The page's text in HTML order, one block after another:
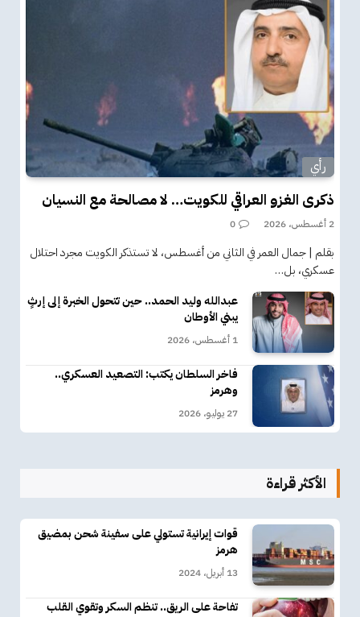
رأي
ذكرى الغزو العراقي للكويت… لا مصالحة مع النسيان
2 أغسطس، 2026 0
بقلم | جمال العمر في الثاني من أغسطس، لا تستذكر الكويت مجرد احتلال
عسكري، بل…
عبدالله وليد الحمد.. حين تتحول الخبرة إلى إرثٍ
يبني الأوطان
1 أغسطس، 2026
فاخر السلطان يكتب: التصعيد العسكري..
وهرمز
27 يوليو، 2026
الأكثر قراءة
قوات إيرانية تستولي على سفينة شحن بمضيق
هرمز
13 أبريل، 2024
تفاحة على الريق.. تنظم السكر وتقوي القلب